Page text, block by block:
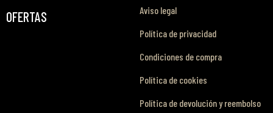
OFERTAS
Aviso legal
Política de privacidad
Condiciones de compra
Política de cookies
Política de devolución y reembolso